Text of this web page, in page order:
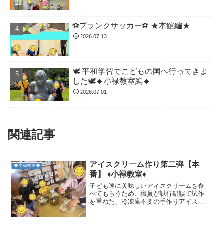
⚽️プランクサッカー⚽️ ★本館編★
2026.07.13
🕊️ 平和学習でこどもの国へ行ってきま
した🕊️🔹小禄教室編🔹
2026.07.01
関連記事
◆小禄教室◆
アイスクリーム作り第二弾【本
番】 ♦小禄教室♦
子ども達に美味しいアイスクリームを食
べてもらうため、職員が試行錯誤で試作
を重ねた、冷凍庫不要の手作りアイスク